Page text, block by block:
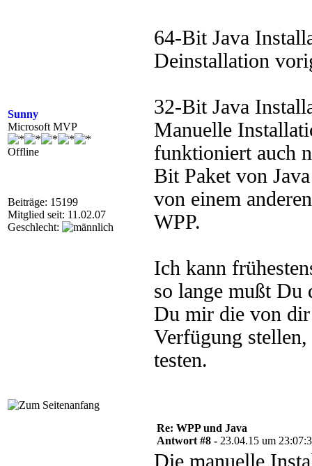
Sunny
Microsoft MVP
Offline
Beiträge: 15199
Mitglied seit: 11.02.07
Geschlecht:
64-Bit Java
Deinstallation
32-Bit Java
Manuelle
funktioniert auch
Bit Paket von
von einem
WPP.
Ich kann
so lange mußt Du
Du mir die von dir
Verfügung
testen.
Re: WPP und Java
Antwort #8 - 23.04.15 um
Die manuelle